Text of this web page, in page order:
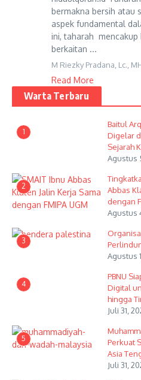
bermakna bersih atau
aspek fundamental
ini, taharah mencakup
berkaitan ...
M Riezky Pradana, Lc.,
Read More
Warta Terbaru
1
Baitul
Digelar
Sejarah
Agustus
2
Abbas
dengan
Agustus
3
Agustus
4
PBNU
Digital
hingga
Juli 31,
5
Perkuat
Asia
Juli 31,